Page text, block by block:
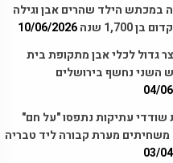
במכתש הילד שהרים אבן וגילה
בן 1,700 שנה
10/06/2026
גדול לכלי אבן מתקופת בית
השני נחשף בירושלים
04/
שודדי עתיקות נתפסו "על חם"
מערת קבורה ליד טבריה
03/